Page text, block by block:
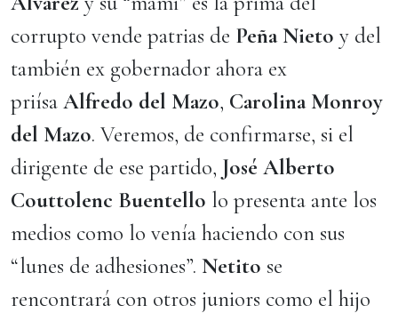
corrupto vende patrias de Peña Nieto y del
también ex gobernador ahora ex
priísa Alfredo del Mazo, Carolina Monroy
del Mazo. Veremos, de confirmarse, si el
dirigente de ese partido, José Alberto
Couttolenc Buentello lo presenta ante los
medios como lo venía haciendo con sus
“lunes de adhesiones”. Netito se
rencontrará con otros juniors como el hijo